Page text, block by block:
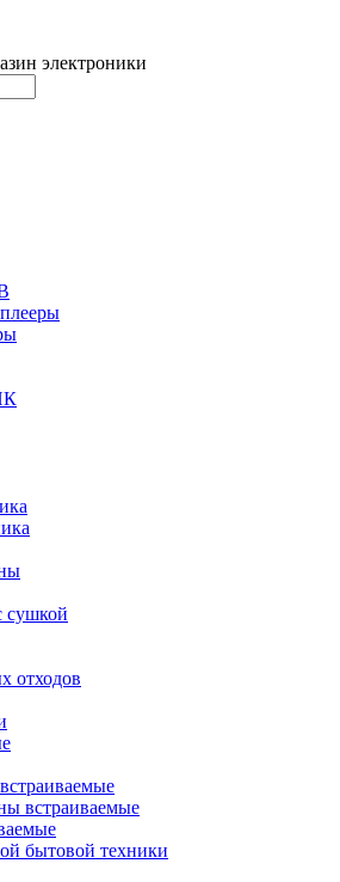
электроники
сушкой
отходов
встраиваемые
бытовой техники